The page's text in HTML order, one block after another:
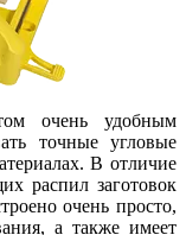
очень удобным
точные угловые
В отличие
распил заготовок
очень просто,
а также имеет